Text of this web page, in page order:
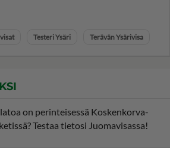
Testeri Ysäri Terävän Ysärivisa
on perinteisessä Koskenkorva-
Testaa tietosi Juomavisassa!